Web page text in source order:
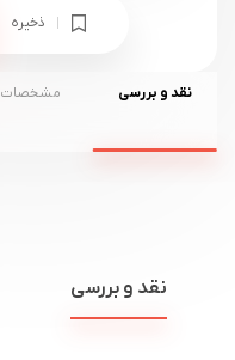
ذخیره
نقد و بررسی مشخصات
نقد و بررسی